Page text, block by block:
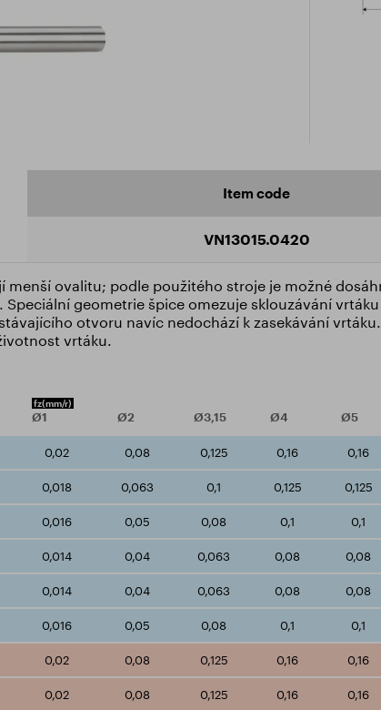
Item code
VN13015.0420
menší ovalitu; podle použitého stroje je možné
geometrie špice omezuje sklouzávání
otvoru navíc nedochází k zasekávání
vrtáku.
fz(mm/r)
Ø1 Ø2 Ø3,15 Ø4 Ø5
0,02 0,08 0,125 0,16 0,16
0,018 0,063 0,1 0,125 0,125
0,016 0,05 0,08 0,1 0,1
0,014 0,04 0,063 0,08 0,08
0,014 0,04 0,063 0,08 0,08
0,016 0,05 0,08 0,1 0,1
0,02 0,08 0,125 0,16 0,16
0,02 0,08 0,125 0,16 0,16